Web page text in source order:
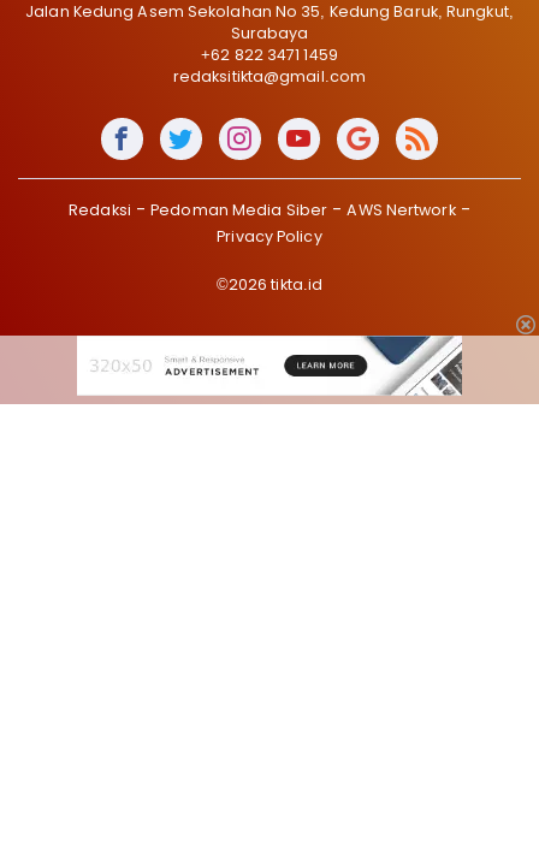
Jalan Kedung Asem Sekolahan No 35, Kedung Baruk, Rungkut,
Surabaya
+62 822 3471 1459
redaksitikta@gmail.com
Redaksi Pedoman Media Siber
AWS Nertwork
Privacy Policy
©2026 tikta.id